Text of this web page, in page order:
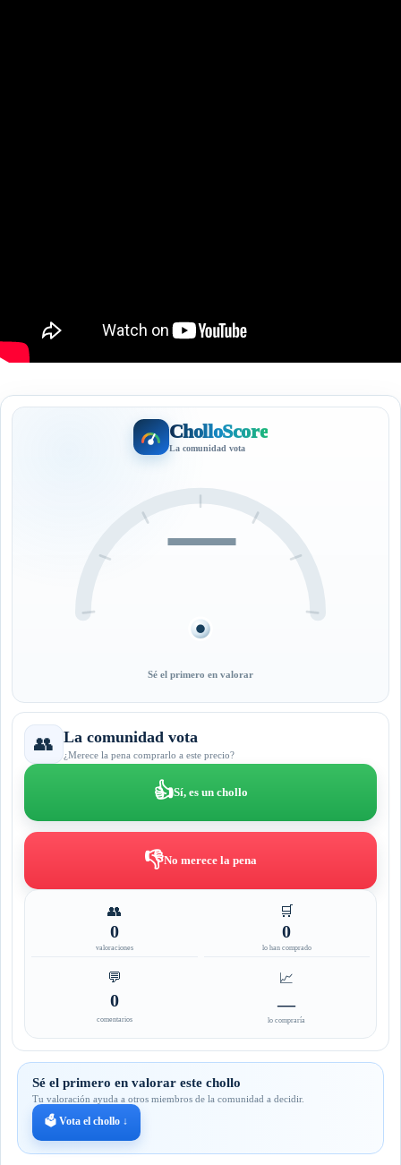
CholloScore
La comunidad vota
—
Sé el primero en valorar
👥 La comunidad vota
¿Merece la pena comprarlo a este precio?
👍Sí, es un chollo
👎No merece la pena
👥
0
valoraciones
🛒
0
lo han comprado
💬
0
comentarios
📈
—
lo compraría
Sé el primero en valorar este chollo
Tu valoración ayuda a otros miembros de la comunidad a decidir.
🗳️ Vota el chollo ↓